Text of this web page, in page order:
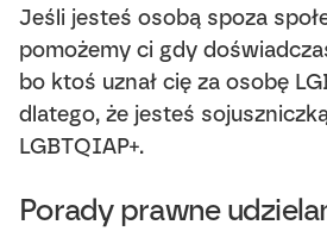
Jeśli jesteś osobą spoza
pomożemy ci gdy
bo ktoś uznał cię za osobę
dlatego, że jesteś
LGBTQIAP+.
Porady prawne